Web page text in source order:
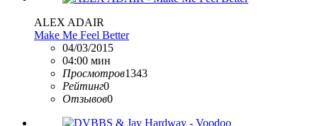
ALEX ADAIR
Make Me Feel Better
04/03/2015
04:00 мин
Просмотров1343
Рейтинг0
Отзывов0